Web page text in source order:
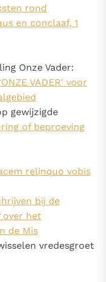
rond
en conclaaf, 1
Onze Vader:
VADER' voor
gewijzigde
of beproeving
relinquo vobis
bij de
over het
de Mis
vredesgroet